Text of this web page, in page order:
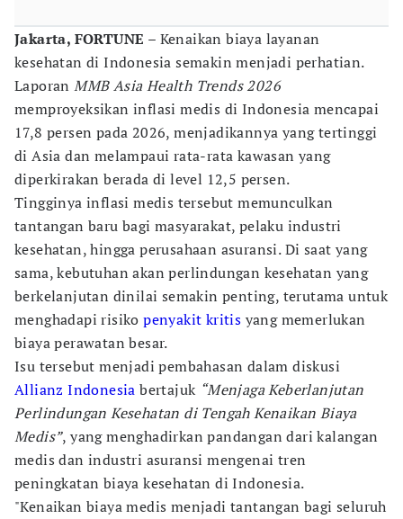
Jakarta, FORTUNE – Kenaikan biaya layanan
kesehatan di Indonesia semakin menjadi perhatian.
LaporanMMB Asia Health Trends 2026
memproyeksikan inflasi medis di Indonesia mencapai
17,8 persen pada 2026, menjadikannya yang tertinggi
di Asia dan melampaui rata-rata kawasan yang
diperkirakan berada di level 12,5 persen.
Tingginya inflasi medis tersebut memunculkan
tantangan baru bagi masyarakat, pelaku industri
kesehatan, hingga perusahaan asuransi. Di saat yang
sama, kebutuhan akan perlindungan kesehatan yang
berkelanjutan dinilai semakin penting, terutama untuk
menghadapi risikopenyakit kritis yang memerlukan
biaya perawatan besar.
Isu tersebut menjadi pembahasan dalam diskusi
Allianz Indonesia bertajuk “Menjaga Keberlanjutan
Perlindungan Kesehatan di Tengah Kenaikan Biaya
Medis”, yang menghadirkan pandangan dari kalangan
medis dan industri asuransi mengenai tren
peningkatan biaya kesehatan di Indonesia.
"Kenaikan biaya medis menjadi tantangan bagi seluruh